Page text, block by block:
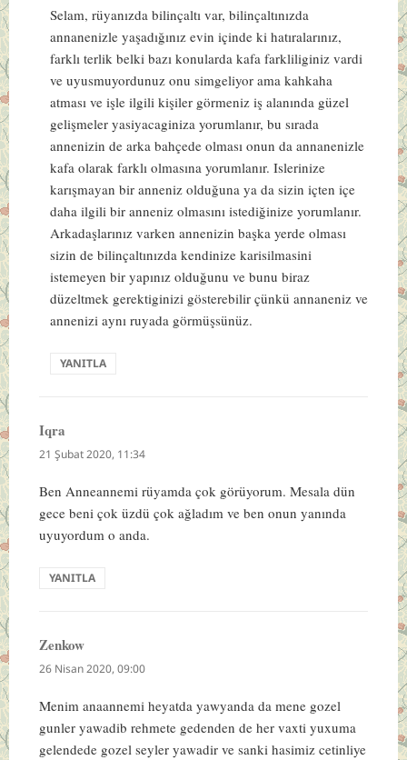
Selam, rüyanızda bilinçaltı var, bilinçaltınızda
annanenizle yaşadığınız evin içinde ki hatıralarınız,
farklı terlik belki bazı konularda kafa farkliliginiz vardi
ve uyusmuyordunuz onu simgeliyor ama kahkaha
atması ve işle ilgili kişiler görmeniz iş alanında güzel
gelişmeler yasiyacaginiza yorumlanır, bu sırada
annenizin de arka bahçede olması onun da annanenizle
kafa olarak farklı olmasına yorumlanır. Islerinize
karışmayan bir anneniz olduğuna ya da sizin içten içe
daha ilgili bir anneniz olmasını istediğinize yorumlanır.
Arkadaşlarınız varken annenizin başka yerde olması
sizin de bilinçaltınızda kendinize karisilmasini
istemeyen bir yapınız olduğunu ve bunu biraz
düzeltmek gerektiginizi gösterebilir çünkü annaneniz ve
annenizi aynı ruyada görmüşsünüz.
YANITLA
Iqra
ki:
21 Şubat 2020, 11:34
Ben Anneannemi rüyamda çok görüyorum. Mesala dün
gece beni çok üzdü çok ağladım ve ben onun yanında
uyuyordum o anda.
YANITLA
Zenkowdedi
ki:
26 Nisan 2020, 09:00
Menim anaannemi heyatda yawyanda da mene gozel
gunler yawadib rehmete gedenden de her vaxti yuxuma
gelendede gozel seyler yawadir ve sanki hasimiz cetinliye